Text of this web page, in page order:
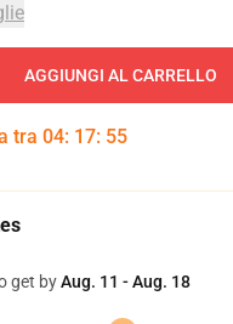
AGGIUNGI AL CARRELLO
tra 04: 17: 54
get byAug. 11 - Aug. 18